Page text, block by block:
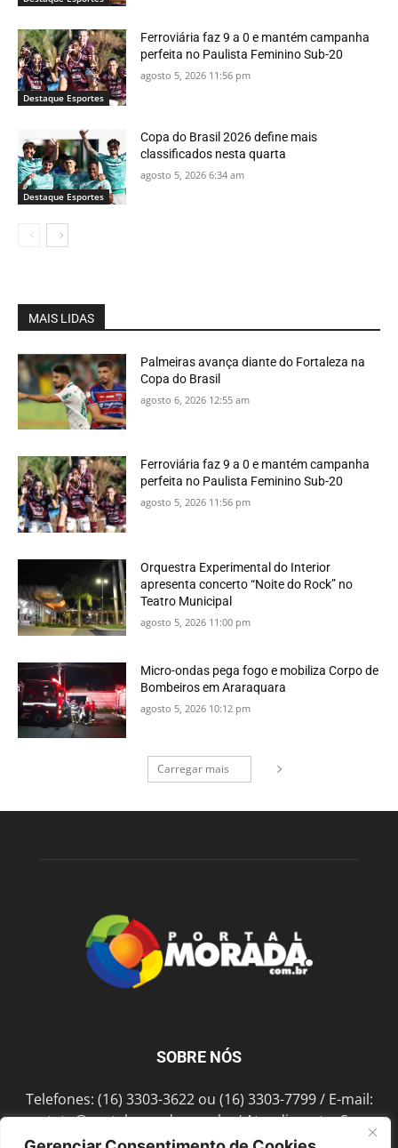
Destaque Esportes
Ferroviária faz 9 a 0 e mantém campanha
perfeita no Paulista Feminino Sub-20
agosto 5, 2026 11:56 pm
Destaque Esportes
Copa do Brasil 2026 define mais
classificados nesta quarta
agosto 5, 2026 6:34 am
MAIS LIDAS
Palmeiras avança diante do Fortaleza na
Copa do Brasil
agosto 6, 2026 12:55 am
Ferroviária faz 9 a 0 e mantém campanha
perfeita no Paulista Feminino Sub-20
agosto 5, 2026 11:56 pm
Orquestra Experimental do Interior
apresenta concerto “Noite do Rock” no
Teatro Municipal
agosto 5, 2026 11:00 pm
Micro-ondas pega fogo e mobiliza Corpo de
Bombeiros em Araraquara
agosto 5, 2026 10:12 pm
Carregar mais
SOBRE NÓS
Telefones: (16) 3303-3622 ou (16) 3303-7799 / E-mail:
contato@portalmorada.com.br/ Atendimento: Seg a
Sex das 8h às 18h / Endereço: Av. Bento de Abreu, 889